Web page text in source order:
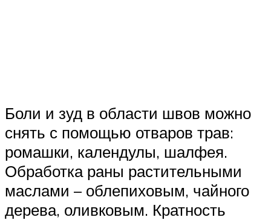
Боли и зуд в области швов можно
снять с помощью отваров трав:
ромашки, календулы, шалфея.
Обработка раны растительными
маслами – облепиховым, чайного
дерева, оливковым. Кратность